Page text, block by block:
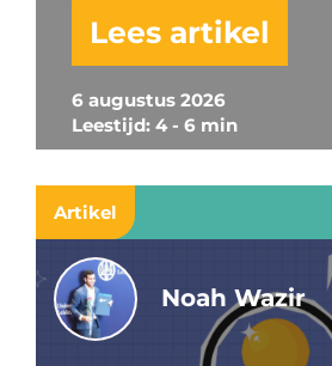
6 augustus 2026
Leestijd: 4 - 6 min
Lees artikel
Artikel
Noah Wazir